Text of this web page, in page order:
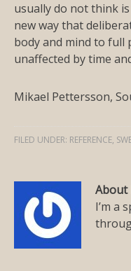
usually do not think
new way that
body and mind to full
unaffected by time
Mikael Pettersson,
FILED UNDER: REFERENCE,
About
I’m a